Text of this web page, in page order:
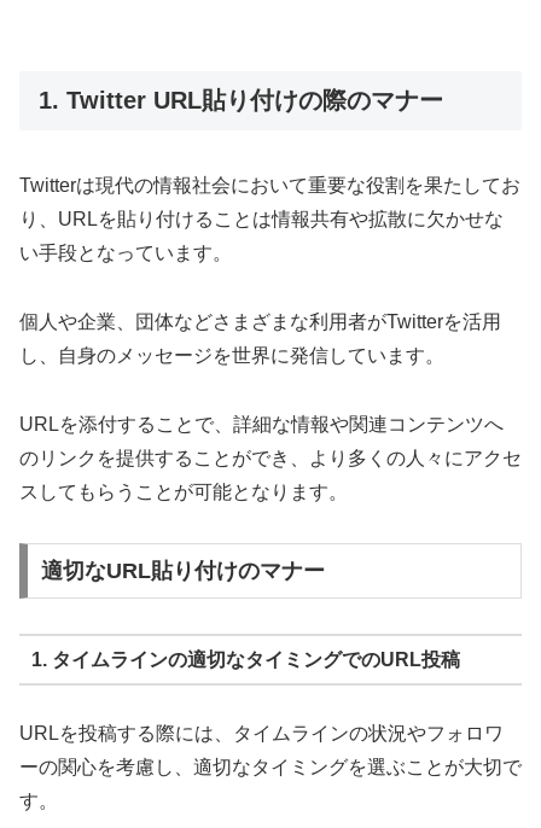
1. Twitter URL貼り付けの際のマナー
Twitterは現代の情報社会において重要な役割を果たしてお
り、URLを貼り付けることは情報共有や拡散に欠かせな
い手段となっています。
個人や企業、団体などさまざまな利用者がTwitterを活用
し、自身のメッセージを世界に発信しています。
URLを添付することで、詳細な情報や関連コンテンツへ
のリンクを提供することができ、より多くの人々にアクセ
スしてもらうことが可能となります。
適切なURL貼り付けのマナー
1. タイムラインの適切なタイミングでのURL投稿
URLを投稿する際には、タイムラインの状況やフォロワ
ーの関心を考慮し、適切なタイミングを選ぶことが大切で
す。